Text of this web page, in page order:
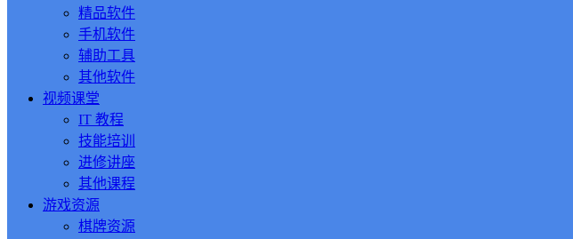
精品软件
手机软件
辅助工具
其他软件
视频课堂
IT 教程
技能培训
进修讲座
其他课程
游戏资源
棋牌资源